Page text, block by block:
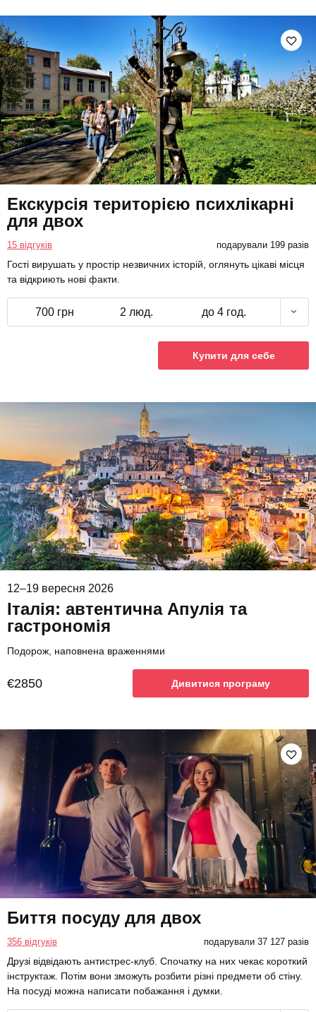
Екскурсія територією психлікарні
для двох
15 відгуків подарували 199 разів
Гості вирушать у простір незвичних історій, оглянуть цікаві місця
та відкриють нові факти.
700 грн 2 люд. до 4 год.
Купити для себе
12–19 вересня 2026
Італія: автентична Апулія та
гастрономія
Подорож, наповнена враженнями
€2850 Дивитися програму
Биття посуду для двох
356 відгуків подарували 37 127 разів
Друзі відвідають антистрес-клуб. Спочатку на них чекає короткий
інструктаж. Потім вони зможуть розбити різні предмети об стіну.
На посуді можна написати побажання і думки.